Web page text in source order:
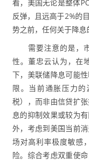
看，美国无论是整体
反弹，且远高于2%的
势之前，任何关于降息
需要注意的是，市
性。董忠云认为，在
下，美联储降息可能
限。当前通胀压力
税），而非由信贷扩
息的抑制效果或较为
外，考虑到美国当前
场对高利率极度敏感
险。综合考虑双重使